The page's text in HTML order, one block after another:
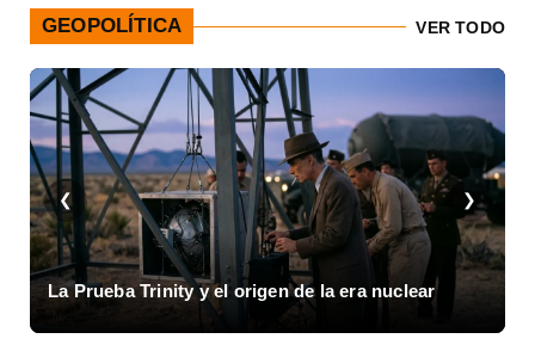
GEOPOLÍTICA VER TODO
❮
Inicio de la Guerra Civil Española y el colapso de
1936
❯